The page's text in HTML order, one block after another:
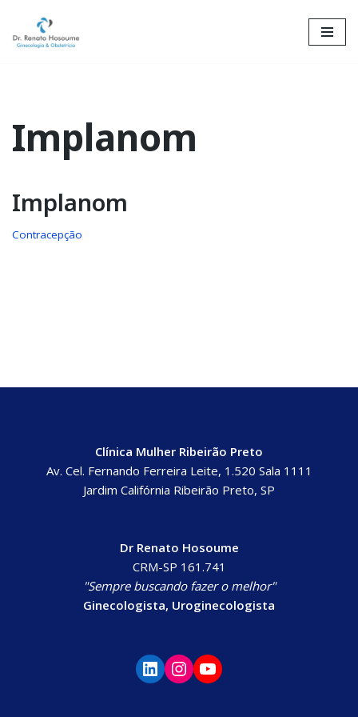
Skip
Implanom
Implanom
Contracepção
Clínica Mulher Ribeirão Preto
Av. Cel. Fernando Ferreira Leite, 1.520 Sala 1111
Jardim Califórnia Ribeirão Preto, SP
Dr Renato Hosoume
CRM-SP 161.741
"Sempre buscando fazer o melhor"
Ginecologista, Uroginecologista